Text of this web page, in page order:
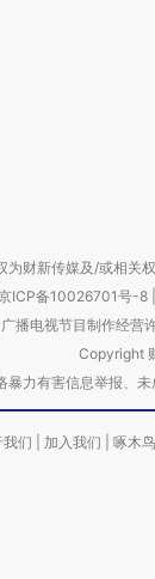
为财新传媒及/或相关
ICP备10026701号-8
广播电视节目制作经营
Copyright
暴力有害信息举报
我们 加入我们 啄木